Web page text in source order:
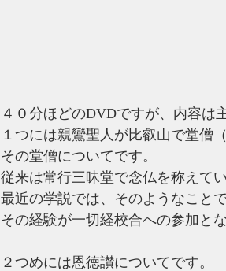
４０分ほどのDVDですが、内容は
１つには親鸞聖人が比叡山で堂僧
その堂僧についてです。
従来は常行三昧堂で念仏を称えて
最近の学説では、そのようなこと
その経験が一切経校合への参加と
２つめには恩徳讃についてです。